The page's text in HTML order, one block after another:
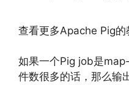
查看更多Apache Pig的
如果一个Pig job是
件数很多的话，那么输